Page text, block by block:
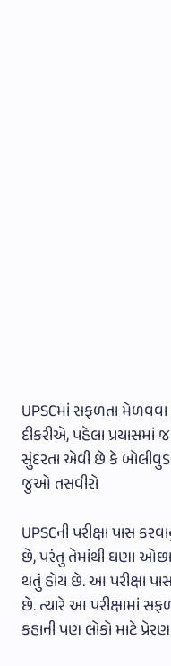
UPSCમાં સફળતા
દીકરીએ, પહેલા
સુંદરતા એવી છે કે
જુઓ તસવીરો
UPSCની પરીક્ષા પાસ
છે, પરંતુ તેમાંથી ઘણા
થતું હોય છે. આ પરીક્ષા
છે. ત્યારે આ પરીક્ષામાં
કહાની પણ લોકો માટે